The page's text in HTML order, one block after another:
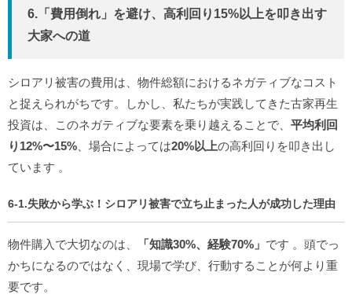
6.「費用倒れ」を避け、高利回り15%以上を叩き出す
大家への道
シロアリ被害の費用は、物件総額におけるネガティブなコスト
と捉えられがちです。しかし、私たちが実践してきた古家再生
投資は、このネガティブな要素を乗り越えることで、 平均利回
り12%〜15% 、場合によっては20%以上の高利回りを叩き出し
ています 。
6-1.失敗から学ぶ！シロアリ被害で立ち止まった人が成功した理由
物件購入で大切なのは、 「知識30%、経験70%」 です 。頭でっ
かちになるのではなく、現場で学び、行動することが何より重
要です。